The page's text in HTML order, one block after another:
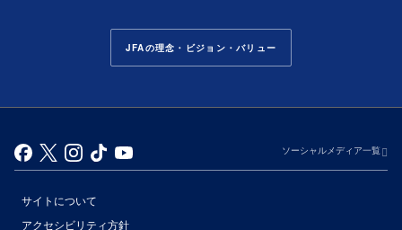
JFAの理念・ビジョン・バリュー
ソーシャルメディア一覧
サイトについて
アクセシビリティ方針